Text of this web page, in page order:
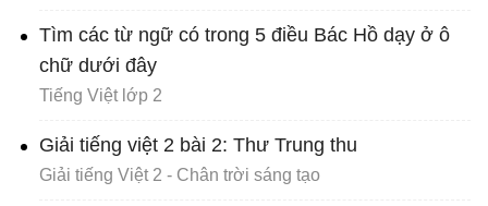
Tìm các từ ngữ có trong 5 điều Bác Hồ dạy ở ô
chữ dưới đây
Tiếng Việt lớp 2
Giải tiếng việt 2 bài 2: Thư Trung thu
Giải tiếng Việt 2 - Chân trời sáng tạo